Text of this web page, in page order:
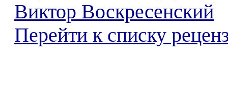
Виктор Воскресенский
Перейти к списку